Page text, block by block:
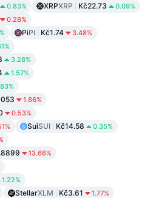
0.83% XRPXRP Kč22.73 0.09%
0.28%
PiPI Kč1.74 3.48%
3.28%
1.57%
1.86%
0.53%
SuiSUI Kč14.58 0.35%
13.66%
1.22%
StellarXLM Kč3.61 1.77%